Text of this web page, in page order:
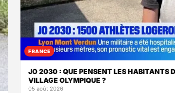
FRANCE
JO 2030 : QUE PENSENT LES HABITANTS
VILLAGE OLYMPIQUE ?
05 août 2026